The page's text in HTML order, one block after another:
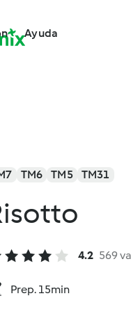
Ayuda
TM6 TM5 TM31
4.2 569
Prep. 15min